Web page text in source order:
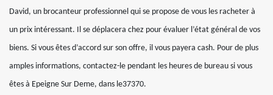
David, un brocanteur professionnel qui se propose de vous les racheter à
un prix intéressant. Il se déplacera chez pour évaluer l’état général de vos
biens. Si vous êtes d’accord sur son offre, il vous payera cash. Pour de plus
amples informations, contactez-le pendant les heures de bureau si vous
êtes à Epeigne Sur Deme, dans le37370.